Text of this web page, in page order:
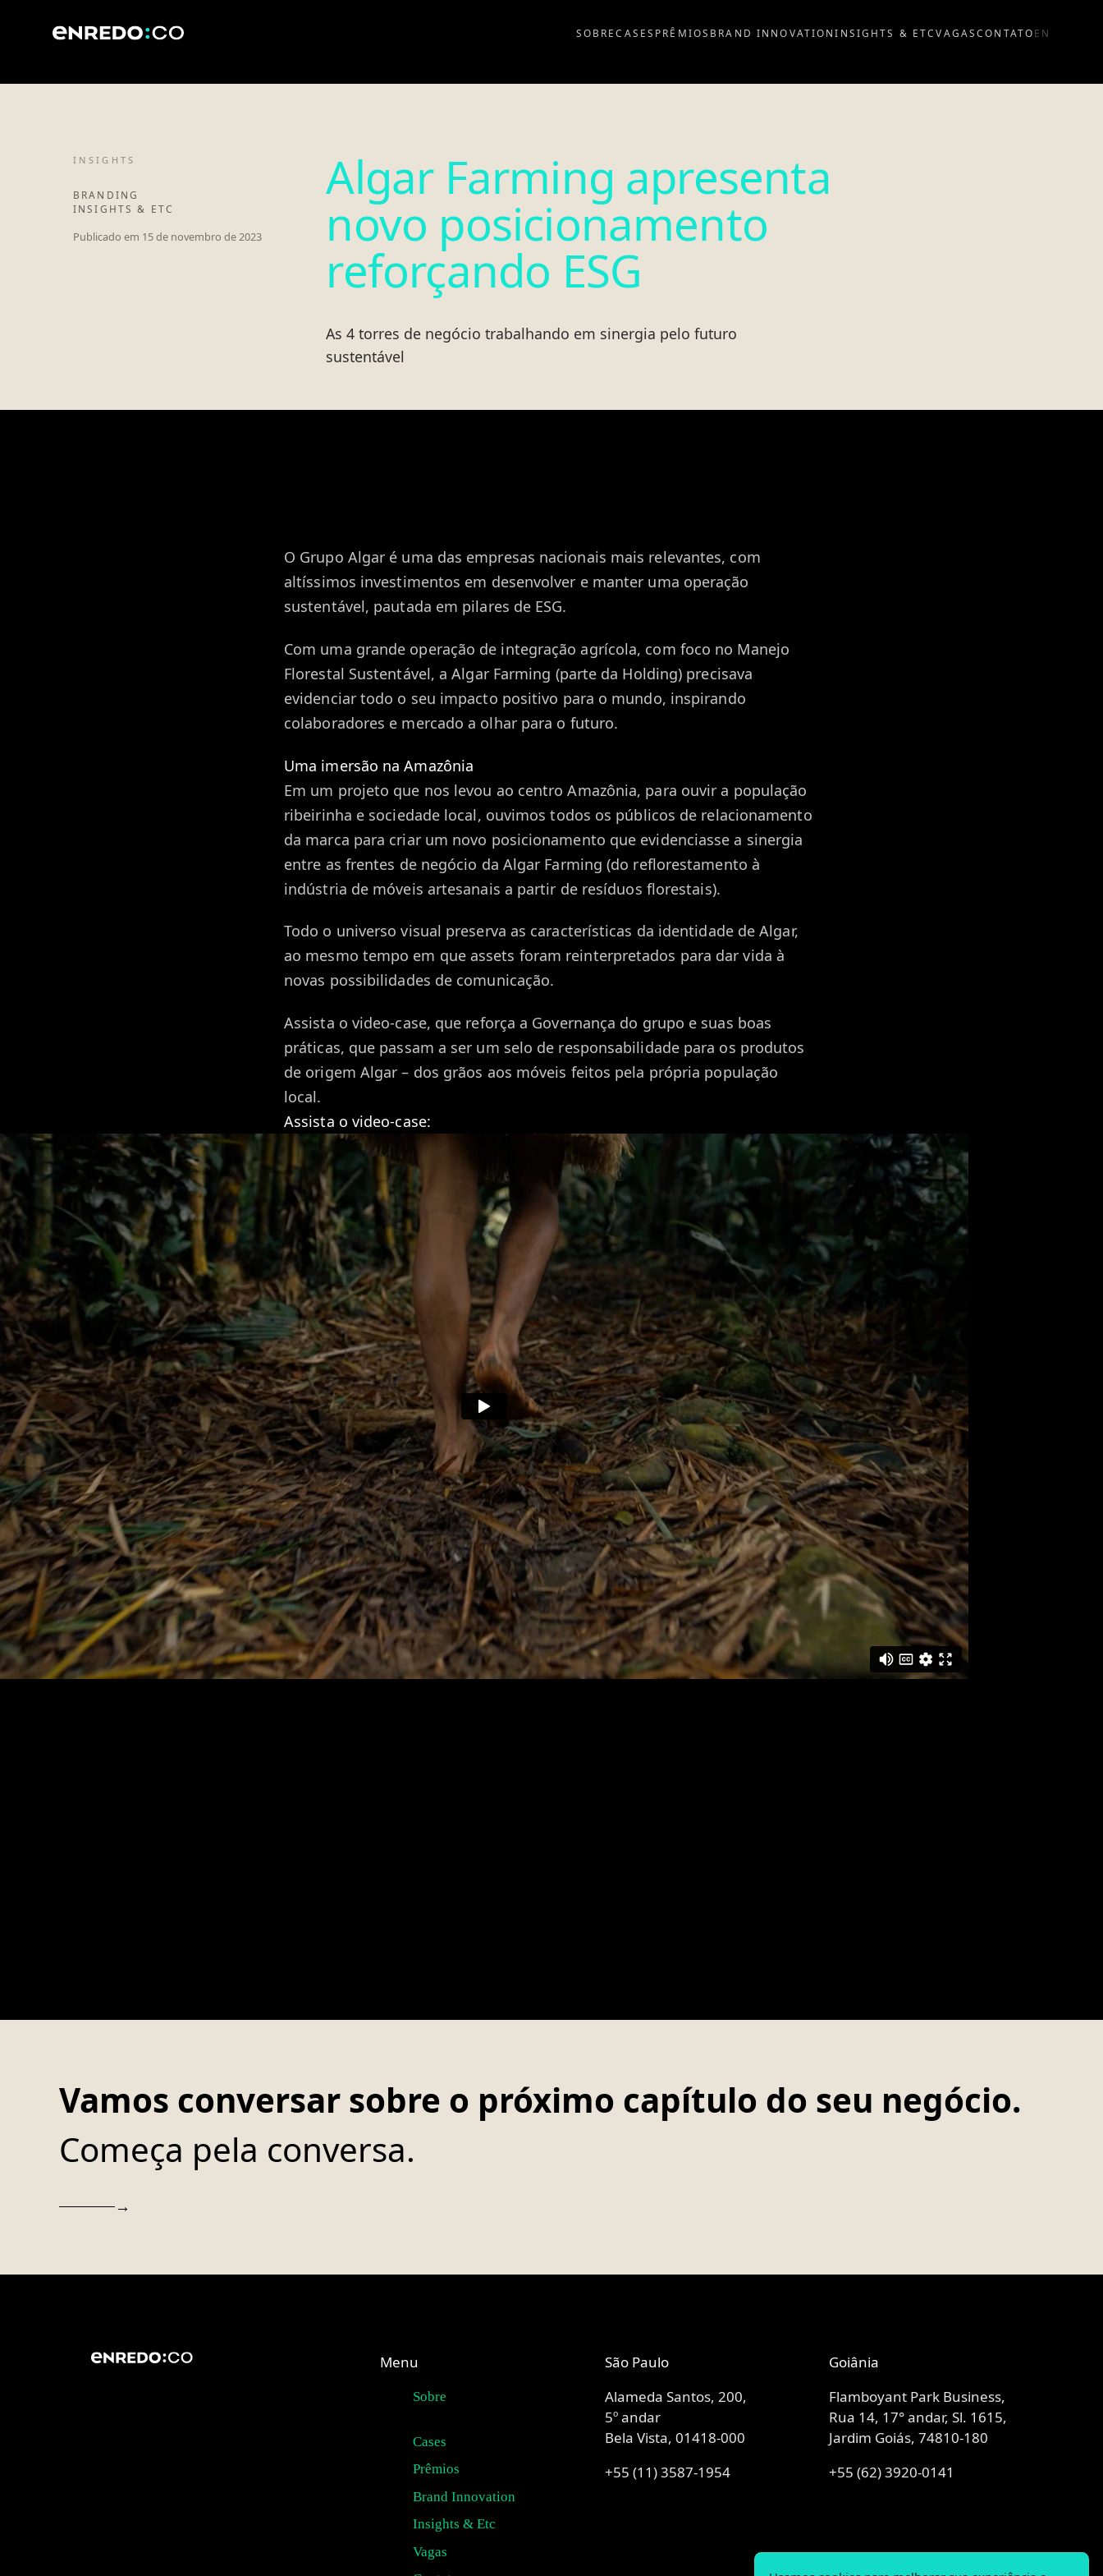
SOBRECASES PRÊMIOS BRAND INNOVATIONINSIGHTS & ETCVAGASCONTATOEN
INSIGHTS
BRANDING
INSIGHTS & ETC
Publicado em 15 de novembro de 2023
Algar Farming apresenta
novo posicionamento
reforçando ESG
As 4 torres de negócio trabalhando em sinergia pelo futuro
sustentável
O Grupo Algar é uma das empresas nacionais mais relevantes, com
altíssimos investimentos em desenvolver e manter uma operação
sustentável, pautada em pilares de ESG.
Com uma grande operação de integração agrícola, com foco no Manejo
Florestal Sustentável, a Algar Farming (parte da Holding) precisava
evidenciar todo o seu impacto positivo para o mundo, inspirando
colaboradores e mercado a olhar para o futuro.
Uma imersão na Amazônia
Em um projeto que nos levou ao centro Amazônia, para ouvir a população
ribeirinha e sociedade local, ouvimos todos os públicos de relacionamento
da marca para criar um novo posicionamento que evidenciasse a sinergia
entre as frentes de negócio da Algar Farming (do reflorestamento à
indústria de móveis artesanais a partir de resíduos florestais).
Todo o universo visual preserva as características da identidade de Algar,
ao mesmo tempo em que assets foram reinterpretados para dar vida à
novas possibilidades de comunicação.
Assista o video-case, que reforça a Governança do grupo e suas boas
práticas, que passam a ser um selo de responsabilidade para os produtos
de origem Algar – dos grãos aos móveis feitos pela própria população
local.
Assista o video-case:
Vamos conversar sobre o próximo capítulo do seu negócio.
Começa pela conversa.
→
Menu
Sobre
Cases
Prêmios
Brand Innovation
Insights & Etc
Vagas
São Paulo
Alameda Santos, 200,
5º andar
Bela Vista, 01418-000
+55 (11) 3587-1954
Goiânia
Flamboyant Park Business,
Rua 14, 17° andar, Sl. 1615,
Jardim Goiás, 74810-180
+55 (62) 3920-0141